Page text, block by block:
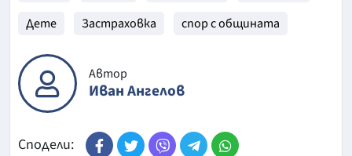
Дете
Застраховка спор с общината
Автор
Иван Ангелов
Сподели: